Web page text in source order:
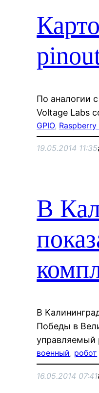
По аналогии
Voltage Labs
GPIO, Raspberry
19.05.2014 11:35
В
В
Победы в
управляемый
военный, робот
16.05.2014 07:41